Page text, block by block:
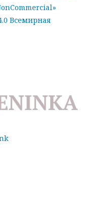
Всемирная